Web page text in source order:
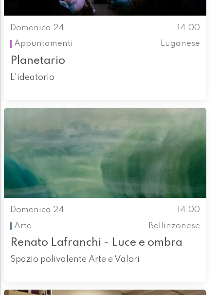
Domenica 24
14.00
Appuntamenti
Luganese
Planetario
L'ideatorio
Domenica 24
14.00
Arte
Bellinzonese
Renato Lafranchi - Luce e ombra
Spazio polivalente Arte e Valori